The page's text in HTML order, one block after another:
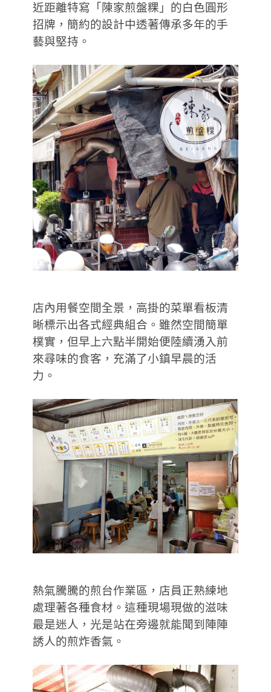
近距離特寫「陳家煎盤粿」的白色圓形
招牌，簡約的設計中透著傳承多年的手
藝與堅持。
店內用餐空間全景，高掛的菜單看板清
晰標示出各式經典組合。雖然空間簡單
樸實，但早上六點半開始便陸續湧入前
來尋味的食客，充滿了小鎮早晨的活
力。
熱氣騰騰的煎台作業區，店員正熟練地
處理著各種食材。這種現場現做的滋味
最是迷人，光是站在旁邊就能聞到陣陣
誘人的煎炸香氣。